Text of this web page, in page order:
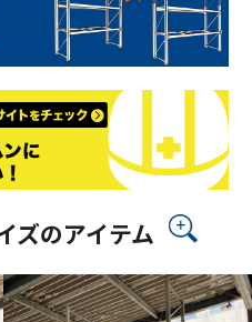
ズのアイテム